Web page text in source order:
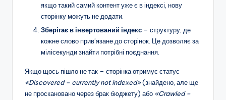
якщо такий самий контент уже є в індексі, нову
сторінку можуть не додати.
Зберігає в інвертований індекс – структуру, де
кожне слово прив’язане до сторінок. Це дозволяє за
мілісекунди знайти потрібні поєднання.
Якщо щось пішло не так – сторінка отримує статус
«Discovered – currently not indexed»(знайдено, але ще
не проскановано через брак бюджету) або «Crawled –